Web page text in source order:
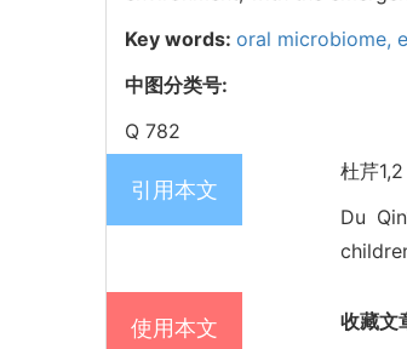
Key words: oral microbiome,
中图分类号:
Q 782
引用本文
杜芹
Du
使用本文 收藏文